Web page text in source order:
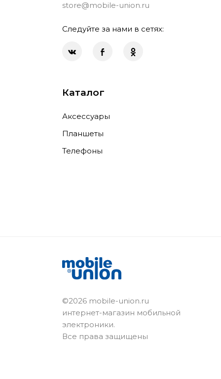
store@mobile-union.ru
Следуйте за нами в сетях:
Каталог
Аксессуары
Планшеты
Телефоны
©2026 mobile-union.ru
интернет-магазин мобильной
электроники.
Все права защищены